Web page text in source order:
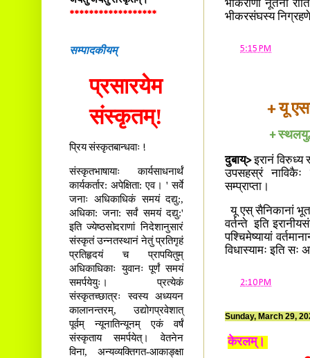
भीकराणां नूतना
भीकरसंघस्य निग्रहणे
5:15 PM
+ यू
+
दुबाय्>इरानं
उपसहस्रं नाविकैः
सम्प्राप्ता।
यू एस् सैनिकानां
वर्तन्ते इति
पश्चिमेष्यायां
विधास्यामः इति सः
2:10 PM
Sunday, March 29,
केरलम्।
******************
सम्पादकीयम्
प्रसारयेम
संस्कृतम्!
प्रिय संस्कृतबान्धवाः !
संस्कृतभाषायाः कार्यसाधनार्थं
कार्यकर्तार: अपेक्षिता: एव। ' सर्वे
जनाः अधिकाधिकं समयं दद्यु:,
अधिका: जना: सर्वं समयं दद्यु:'
इति ज्येष्ठसोदराणां निदेशानुसारं
संस्कृतं उन्नतस्थानं नेतुं प्रतिगृहं
प्रतिहृदयं च प्रापयितुम्
अधिकाधिकाः युवानः पूर्णं समयं
समर्पयेयुः। प्रत्येकं
संस्कृतच्छात्रः स्वस्य अध्ययन
कालानन्तरम्, उद्योगप्रवेशात्
पूर्वम् न्यूनातिन्यूनम् एकं वर्षं
संस्कृताय समर्पयेत्। वेतनेन
विना, अन्यव्यक्तिगत-आकाङ्क्षा